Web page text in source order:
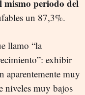
mismo periodo del
un 87,3%.
llamo “la
exhibir
aparentemente muy
niveles muy bajos